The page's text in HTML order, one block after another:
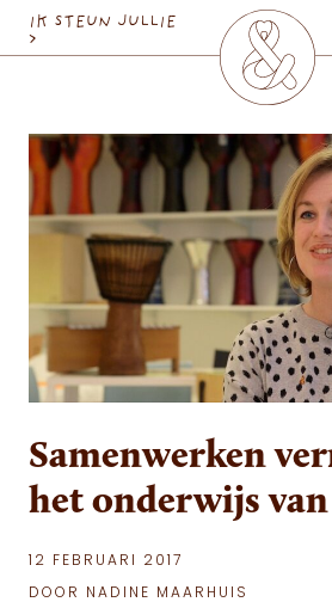
MaatschapWij
IK STEUN JULLIE
>
Samenwerken
het onderwijs
12 FEBRUARI 2017
DOOR NADINE MAARHUIS